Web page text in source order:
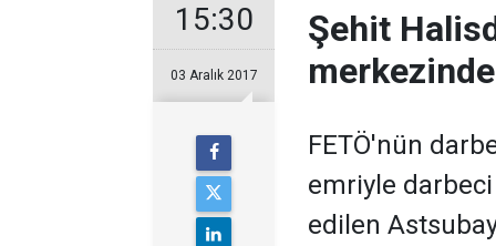
15:30
03 Aralık 2017
Şehit
FETÖ'nün
emriyle
edilen